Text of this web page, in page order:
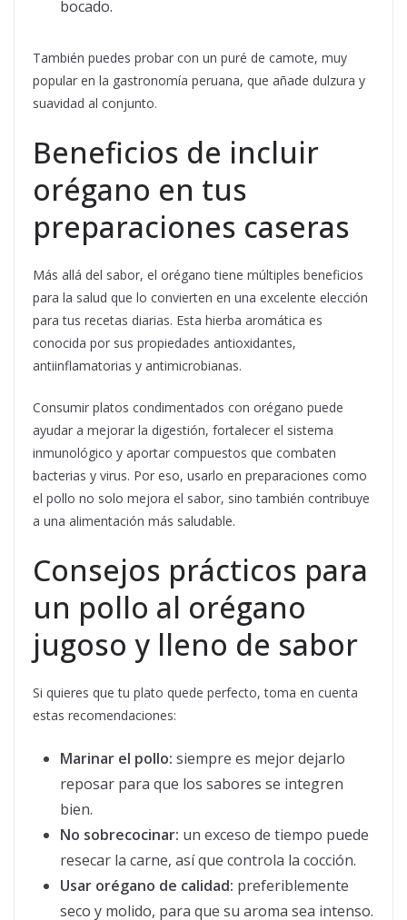
bocado.
También puedes probar con un puré de camote, muy
popular en la gastronomía peruana, que añade dulzura y
suavidad al conjunto.
Beneficios de incluir
orégano en tus
preparaciones caseras
Más allá del sabor, el orégano tiene múltiples beneficios
para la salud que lo convierten en una excelente elección
para tus recetas diarias. Esta hierba aromática es
conocida por sus propiedades antioxidantes,
antiinflamatorias y antimicrobianas.
Consumir platos condimentados con orégano puede
ayudar a mejorar la digestión, fortalecer el sistema
inmunológico y aportar compuestos que combaten
bacterias y virus. Por eso, usarlo en preparaciones como
el pollo no solo mejora el sabor, sino también contribuye
a una alimentación más saludable.
Consejos prácticos para
un pollo al orégano
jugoso y lleno de sabor
Si quieres que tu plato quede perfecto, toma en cuenta
estas recomendaciones:
Marinar el pollo: siempre es mejor dejarlo
reposar para que los sabores se integren
bien.
No sobrecocinar: un exceso de tiempo puede
resecar la carne, así que controla la cocción.
Usar orégano de calidad: preferiblemente
seco y molido, para que su aroma sea intenso.